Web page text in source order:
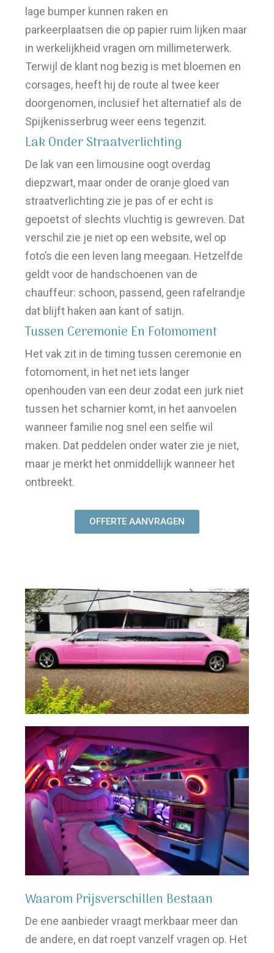
lage bumper kunnen raken en
parkeerplaatsen die op papier ruim lijken maar
in werkelijkheid vragen om millimeterwerk.
Terwijl de klant nog bezig is met bloemen en
corsages, heeft hij de route al twee keer
doorgenomen, inclusief het alternatief als de
Spijkenisserbrug weer eens tegenzit.
Lak Onder Straatverlichting
De lak van een limousine oogt overdag
diepzwart, maar onder de oranje gloed van
straatverlichting zie je pas of er echt is
gepoetst of slechts vluchtig is gewreven. Dat
verschil zie je niet op een website, wel op
foto’s die een leven lang meegaan. Hetzelfde
geldt voor de handschoenen van de
chauffeur: schoon, passend, geen rafelrandje
dat blijft haken aan kant of satijn.
Tussen Ceremonie En Fotomoment
Het vak zit in de timing tussen ceremonie en
fotomoment, in het net iets langer
openhouden van een deur zodat een jurk niet
tussen het scharnier komt, in het aanvoelen
wanneer familie nog snel een selfie wil
maken. Dat peddelen onder water zie je niet,
maar je merkt het onmiddellijk wanneer het
ontbreekt.
OFFERTE AANVRAGEN
Waarom Prijsverschillen Bestaan
De ene aanbieder vraagt merkbaar meer dan
de andere, en dat roept vanzelf vragen op. Het